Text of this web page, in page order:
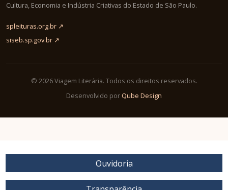
Cultura, Economia e Indústria Criativas do Estado de São Paulo.
spleituras.org.br ↗
siseb.sp.gov.br ↗
© 2026 Viagem Literária. Todos os direitos reservados.
Desenvolvido por Qube Design
Ouvidoria